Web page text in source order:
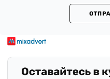
Оставайтесь в